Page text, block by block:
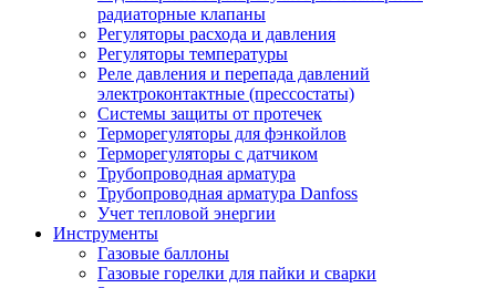
радиаторные клапаны
Регуляторы расхода и давления
Регуляторы температуры
Реле давления и перепада давлений
электроконтактные (прессостаты)
Системы защиты от протечек
Терморегуляторы для фэнкойлов
Терморегуляторы с датчиком
Трубопроводная арматура
Трубопроводная арматура Danfoss
Учет тепловой энергии
Инструменты
Газовые баллоны
Газовые горелки для пайки и сварки